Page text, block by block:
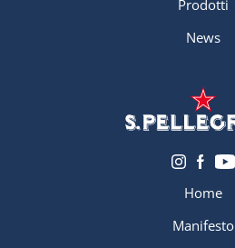
Prodotti
News
Home
Manifesto